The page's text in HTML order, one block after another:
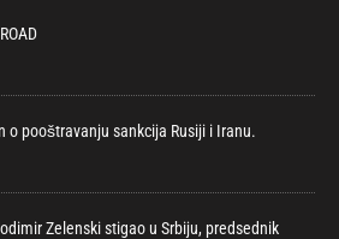
o pooštravanju sankcija Rusiji i Iranu.
Zelenski stigao u Srbiju, predsednik